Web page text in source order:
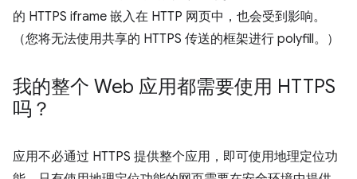
的 HTTPS iframe 嵌入在 HTTP 网页中，也会受到影响。
（您将无法使用共享的 HTTPS 传送的框架进行 polyfill。）
我的整个 Web 应用都需要使用 HTTPS
吗？
应用不必通过 HTTPS 提供整个应用，即可使用地理定位功